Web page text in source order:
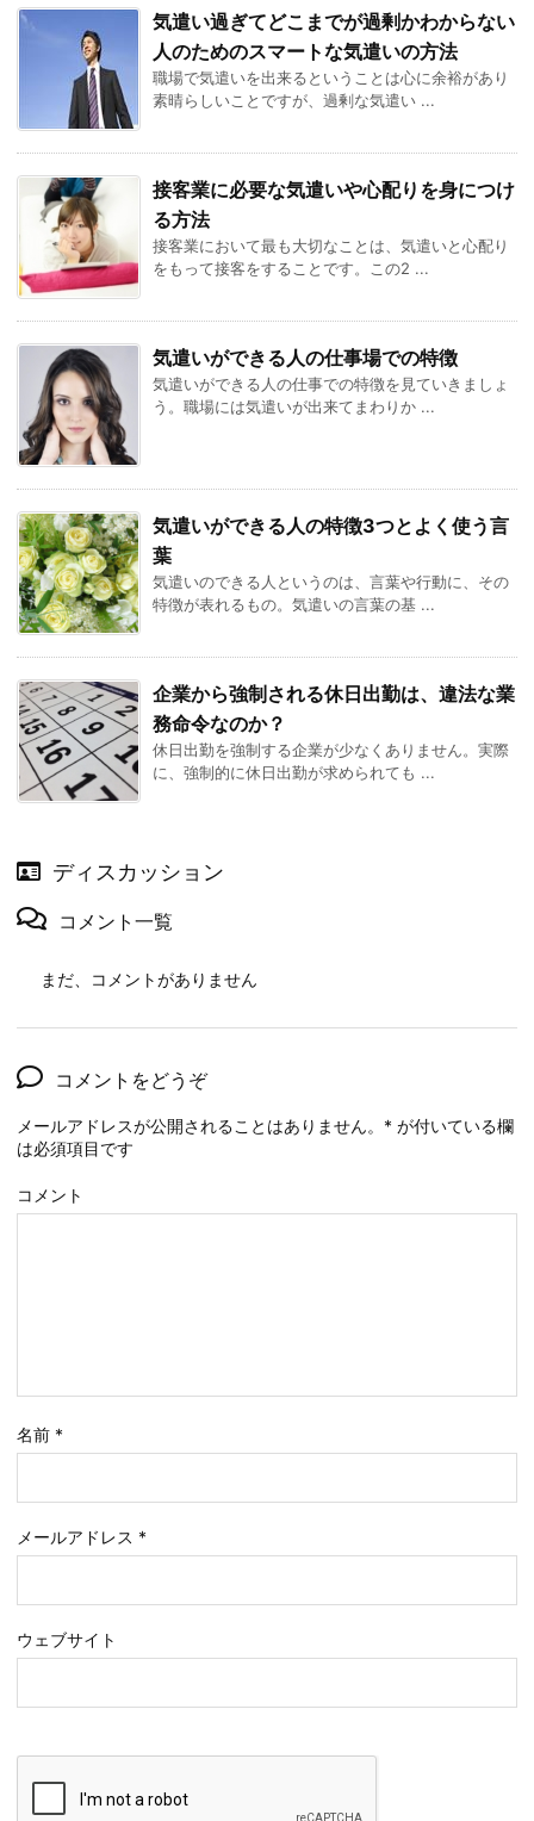
気遣い過ぎてどこまでが過剰かわからない
人のためのスマートな気遣いの方法
職場で気遣いを出来るということは心に余裕があり
素晴らしいことですが、過剰な気遣い ...
接客業に必要な気遣いや心配りを身につけ
る方法
接客業において最も大切なことは、気遣いと心配り
をもって接客をすることです。この2 ...
気遣いができる人の仕事場での特徴
気遣いができる人の仕事での特徴を見ていきましょ
う。職場には気遣いが出来てまわりか ...
気遣いができる人の特徴3つとよく使う言
葉
気遣いのできる人というのは、言葉や行動に、その
特徴が表れるもの。気遣いの言葉の基 ...
企業から強制される休日出勤は、違法な業
務命令なのか？
休日出勤を強制する企業が少なくありません。実際
に、強制的に休日出勤が求められても ...
ディスカッション
コメント一覧
まだ、コメントがありません
コメントをどうぞ
メールアドレスが公開されることはありません。 * が付いている欄
は必須項目です
コメント
名前 *
メールアドレス *
ウェブサイト